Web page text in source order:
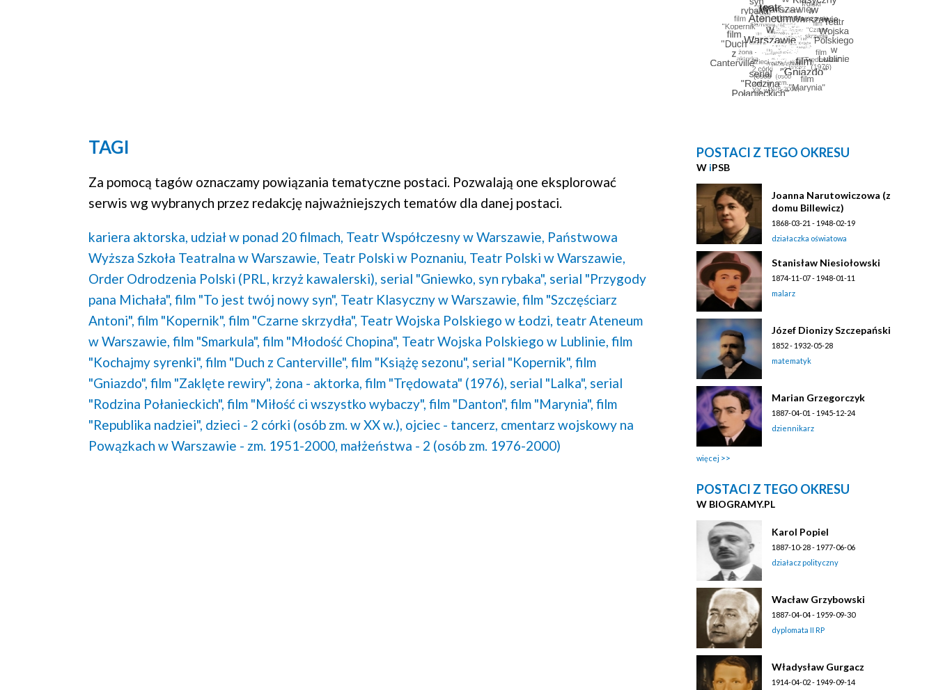
TAGI
Za pomocą tagów oznaczamy powiązania tematyczne postaci. Pozwalają one eksplorować
serwis wg wybranych przez redakcję najważniejszych tematów dla danej postaci.
kariera aktorska, udział w ponad 20 filmach, Teatr Współczesny w Warszawie, Państwowa
Wyższa Szkoła Teatralna w Warszawie, Teatr Polski w Poznaniu, Teatr Polski w Warszawie,
Order Odrodzenia Polski (PRL, krzyż kawalerski), serial "Gniewko, syn rybaka", serial "Przygody
pana Michała", film "To jest twój nowy syn", Teatr Klasyczny w Warszawie, film "Szczęściarz
Antoni", film "Kopernik", film "Czarne skrzydła", Teatr Wojska Polskiego w Łodzi, teatr Ateneum
w Warszawie, film "Smarkula", film "Młodość Chopina", Teatr Wojska Polskiego w Lublinie, film
"Kochajmy syrenki", film "Duch z Canterville", film "Książę sezonu", serial "Kopernik", film
"Gniazdo", film "Zaklęte rewiry", żona - aktorka, film "Trędowata" (1976), serial "Lalka", serial
"Rodzina Połanieckich", film "Miłość ci wszystko wybaczy", film "Danton", film "Marynia", film
"Republika nadziei", dzieci - 2 córki (osób zm. w XX w.), ojciec - tancerz, cmentarz wojskowy na
Powązkach w Warszawie - zm. 1951-2000, małżeństwa - 2 (osób zm. 1976-2000)
POSTACI Z TEGO OKRESU
W iPSB
Joanna Narutowiczowa (z
domu Billewicz)
1868-03-21 - 1948-02-19
działaczka oświatowa
Stanisław Niesiołowski
1874-11-07 - 1948-01-11
malarz
Józef Dionizy Szczepański
1852 - 1932-05-28
matematyk
Marian Grzegorczyk
1887-04-01 - 1945-12-24
dziennikarz
więcej
POSTACI Z TEGO OKRESU
W BIOGRAMY.PL
Karol Popiel
1887-10-28 - 1977-06-06
działacz polityczny
Wacław Grzybowski
1887-04-04 - 1959-09-30
dyplomata II RP
Władysław Gurgacz
1914-04-02 - 1949-09-14